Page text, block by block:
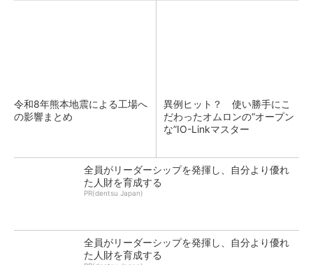
令和8年熊本地震による工場へ
の影響まとめ
異例ヒット？ 使い勝手にこ
だわったオムロンの“オープン
な”IO-Linkマスター
全員がリーダーシップを発揮し、自分より優れ
た人財を育成する
PR(dentsu Japan)
全員がリーダーシップを発揮し、自分より優れ
た人財を育成する